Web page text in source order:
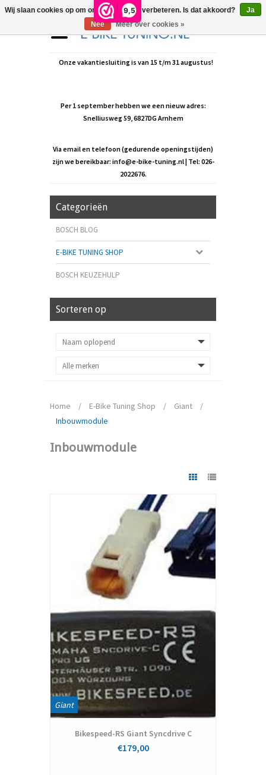
9,5
Onze vakantiesluiting is van 15 t/m 31 augustus!
Per 1 september hebben we een nieuw adres:
Snelliusweg 59, 6827DG Arnhem
Via email en telefoon (gedurende openingstijden)
zijn we bereikbaar: info@e-bike-tuning.nl| Tel: 026-
2022676.
Categorieën
BOSCH BLOG
E-BIKE TUNING SHOP
BOSCH KEUZEHULP
Sorteren op
Home / E-Bike Tuning Shop / Giant
/
Inbouwmodule
Inbouwmodule
Giant
Bikespeed-RS Giant Syncdrive C
€179,00
Wij slaan cookies op om onze website te verbeteren. Is dat akkoord?
Ja
Nee
Meer over cookies »